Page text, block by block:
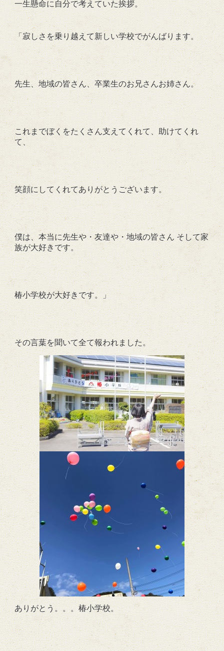
一生懸命に自分で考えていた挨拶。
「寂しさを乗り越えて新しい学校でがんばります。
先生、地域の皆さん、卒業生のお兄さんお姉さん。
これまでぼくをたくさん支えてくれて、助けてくれ
て、
笑顔にしてくれてありがとうございます。
僕は、本当に先生や・友達や・地域の皆さん そして家
族が大好きです。
椿小学校が大好きです。」
その言葉を聞いて全て報われました。
ありがとう。。。椿小学校。